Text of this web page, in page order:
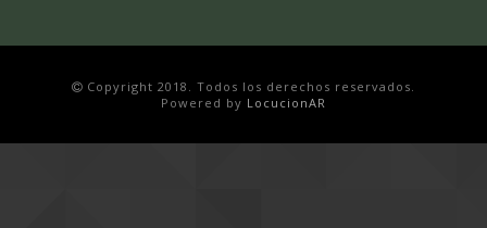
Copyright 2018. Todos los derechos reservados.
Powered by LocucionAR